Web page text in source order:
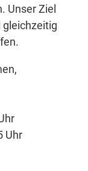
Unser Ziel
gleichzeitig
Uhr